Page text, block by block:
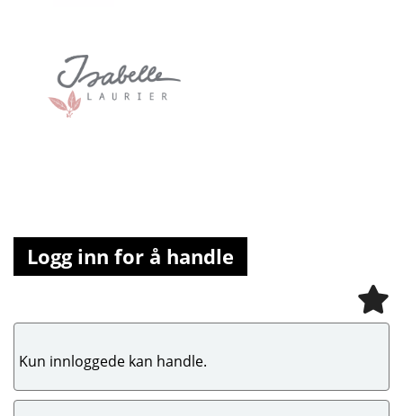
Logg inn for å handle
Kun innloggede kan handle.